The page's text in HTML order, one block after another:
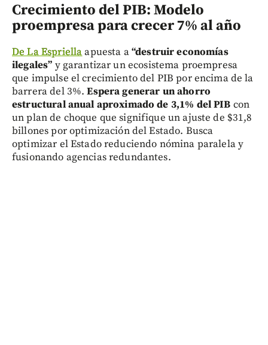
Crecimiento del PIB: Modelo
proempresa para crecer 7% al año
De La Espriellaapuesta a“destruir economías
ilegales” y garantizar un ecosistema proempresa
que impulse el crecimiento del PIB por encima de la
barrera del 3%.Espera generar un ahorro
estructural anual aproximado de 3,1% del PIB con
un plan de choque que signifique un ajuste de $31,8
billones por optimización del Estado. Busca
optimizar el Estado reduciendo nómina paralela y
fusionando agencias redundantes.